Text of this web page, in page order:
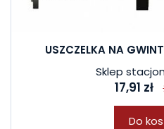
USZCZELKA NA
Sklep
17,91 zł
Do